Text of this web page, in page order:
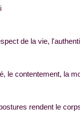
de la vie,
la
rendent le corps